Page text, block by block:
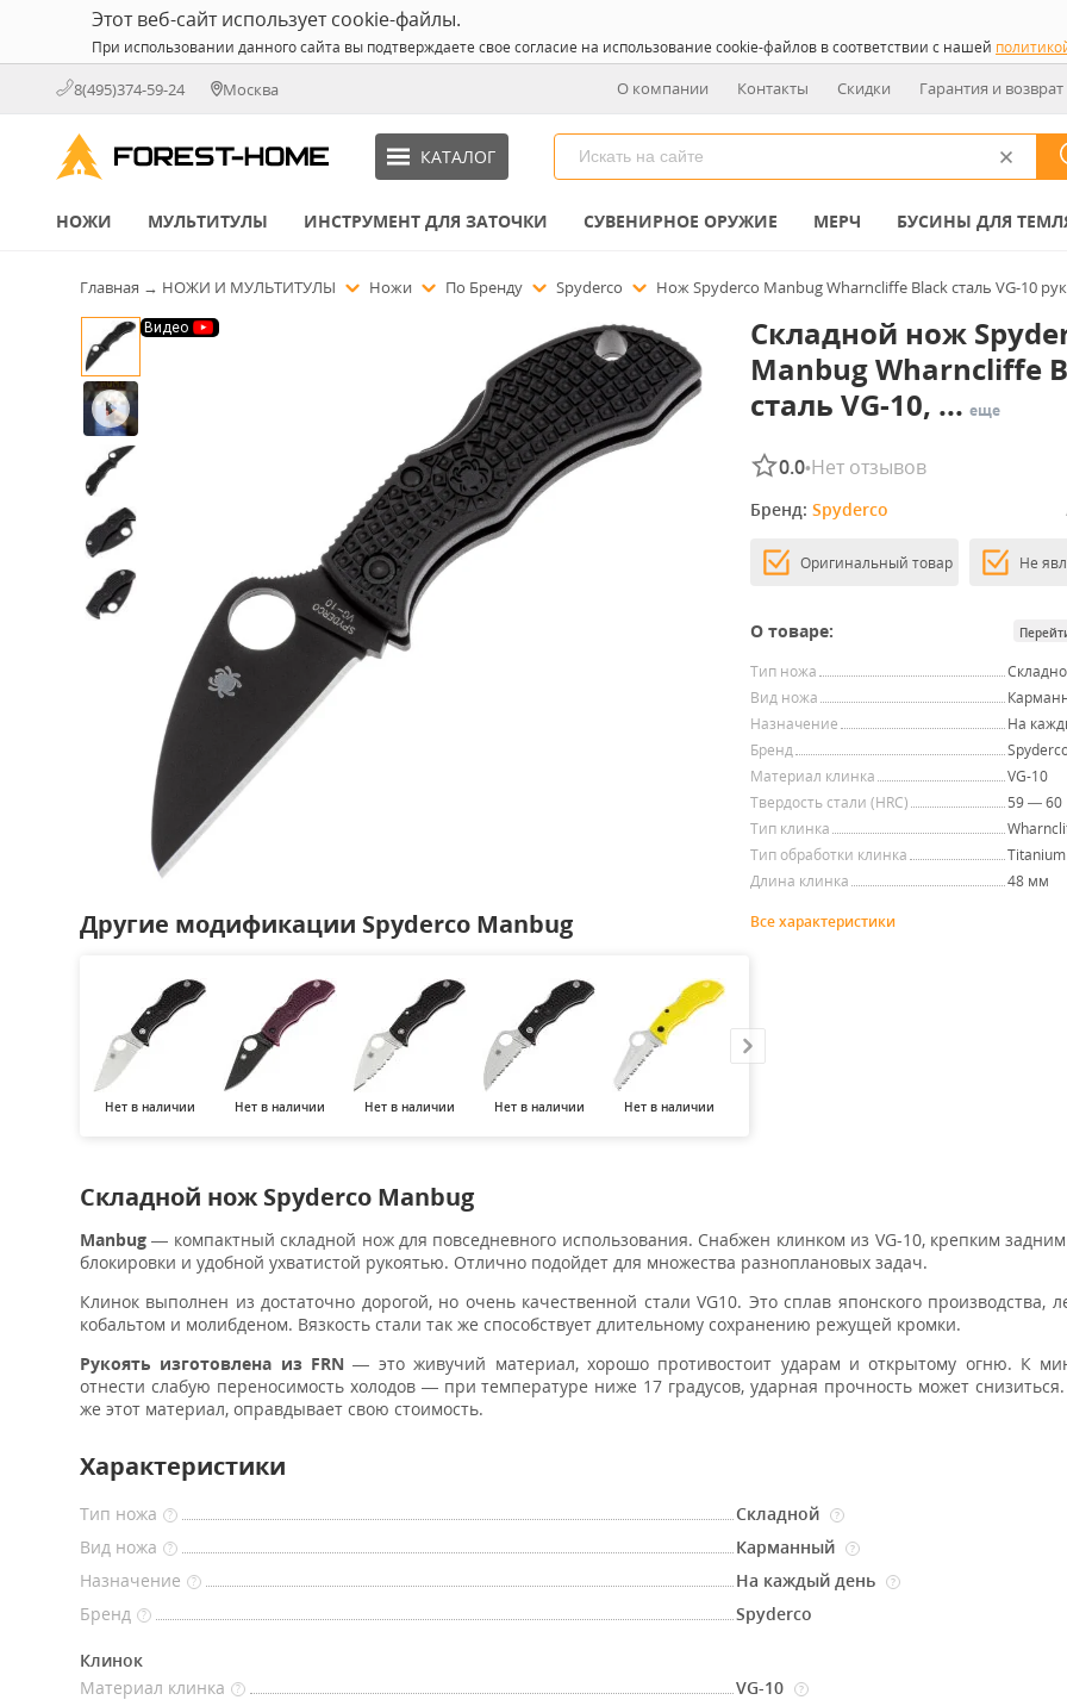
Этот веб-сайт использует cookie-файлы.
При использовании данного сайта вы подтверждаете свое согласие на использование cookie-файлов в соответствии с нашей
8(495)374-59-24 Москва О компании Контакты Скидки Гарантия и возврат
КАТАЛОГ
НОЖИ МУЛЬТИТУЛЫ ИНСТРУМЕНТ ДЛЯ ЗАТОЧКИ СУВЕНИРНОЕ ОРУЖИЕ МЕРЧ БУСИНЫ ДЛЯ
Главная → НОЖИ И МУЛЬТИТУЛЫ Ножи По Бренду Spyderco Нож Spyderco Manbug Wharncliffe Black сталь VG-10
Видео
Другие модификации Spyderco Manbug
Нет в наличии Нет в наличии Нет в наличии Нет в наличии Нет в наличии
Складной нож
Manbug Wharncliffe
сталь VG-10, ... еще
0.0•Нет отзывов
Бренд: Spyderco
Оригинальный товар Не
О товаре:
Тип ножа
Вид ножа
Назначение
На
Бренд
Материал клинка
VG-10
Твердость стали (HRC)
59 — 60
Тип клинка
Тип обработки клинка
Длина клинка
48 мм
Все характеристики
Складной нож Spyderco Manbug
Manbug— компактный складной нож для повседневного использования. Снабжен клинком из VG-10, крепким
блокировки и удобной ухватистой рукоятью. Отлично подойдет для множества разноплановых задач.
Клинок выполнен из достаточно дорогой, но очень качественной стали VG10. Это сплав японского производства,
кобальтом и молибденом. Вязкость стали так же способствует длительному сохранению режущей кромки.
Рукоять изготовлена из FRN — это живучий материал, хорошо противостоит ударам и открытому огню. К
отнести слабую переносимость холодов — при температуре ниже 17 градусов, ударная прочность может
же этот материал, оправдывает свою стоимость.
Характеристики
Тип ножа ? Складной ?
Вид ножа ? Карманный ?
Назначение ? На каждый день ?
Бренд ? Spyderco
Клинок
Материал клинка
? VG-10 ?